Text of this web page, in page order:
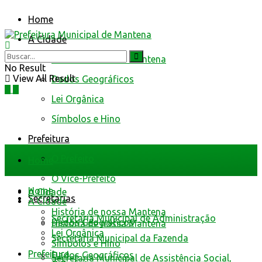
Home
A Cidade
História de nossa Mantena
Dados Geográficos
Lei Orgânica
Símbolos e Hino
Prefeitura
O Vice-Prefeito
Secretarias
Secretaria Municipal de Administração
Secretaria Municipal da Fazenda
Secretaria Municipal de Assistência Social,
No Result
View All Result
Home
A Cidade
História de nossa Mantena
Dados Geográficos
Home
A Cidade
História de nossa Mantena
Dados Geográficos
Lei Orgânica
Símbolos e Hino
Prefeitura